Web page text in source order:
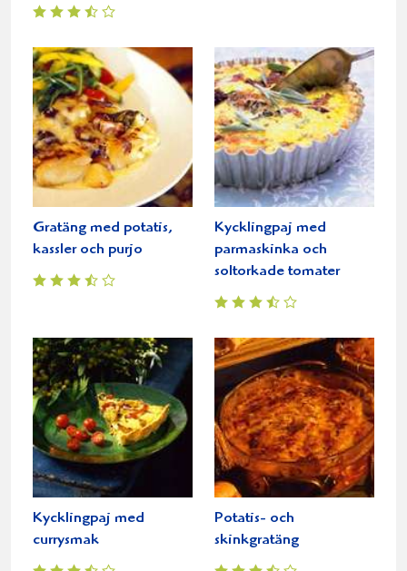
Gratäng med potatis,
kassler och purjo
Kycklingpaj med
parmaskinka och
soltorkade tomater
Kycklingpaj med
currysmak
Potatis- och
skinkgratäng